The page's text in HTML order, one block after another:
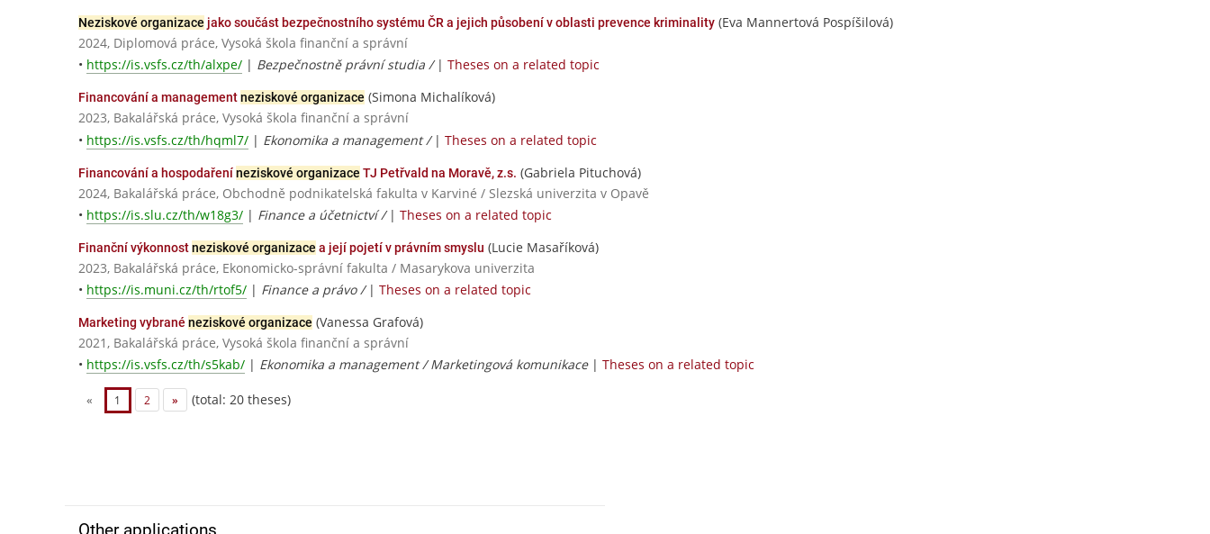
Neziskové organizace jako součást bezpečnostního systému ČR a jejich působení v oblasti prevence kriminality (Eva Mannertová Pospíšilová)
2024, Diplomová práce, Vysoká škola finanční a správní
• https://is.vsfs.cz/th/alxpe/ | Bezpečnostně právní studia / | Theses on a related topic
Financování a managementneziskové organizace (Simona Michalíková)
2023, Bakalářská práce, Vysoká škola finanční a správní
• https://is.vsfs.cz/th/hqml7/ | Ekonomika a management / | Theses on a related topic
Financování a hospodařeníneziskové organizace TJ Petřvald na Moravě, z.s. (Gabriela Pituchová)
2024, Bakalářská práce, Obchodně podnikatelská fakulta v Karviné / Slezská univerzita v Opavě
• https://is.slu.cz/th/w18g3/ | Finance a účetnictví / | Theses on a related topic
Finanční výkonnostneziskové organizace a její pojetí v právním smyslu (Lucie Masaříková)
2023, Bakalářská práce, Ekonomicko-správní fakulta / Masarykova univerzita
• https://is.muni.cz/th/rtof5/ | Finance a právo / | Theses on a related topic
Marketing vybrané neziskové organizace (Vanessa Grafová)
2021, Bakalářská práce, Vysoká škola finanční a správní
• https://is.vsfs.cz/th/s5kab/ | Ekonomika a management / Marketingová komunikace| Theses on a related topic
« 1 2 » (total: 20 theses)